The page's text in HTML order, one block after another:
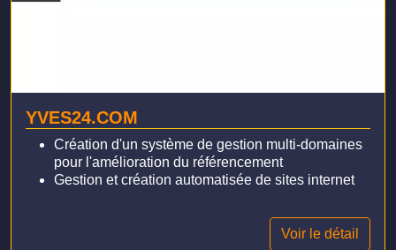
YVES24.COM
Création d'un système de gestion multi-domaines
pour l'amélioration du référencement
Gestion et création automatisée de sites internet
Voir le détail